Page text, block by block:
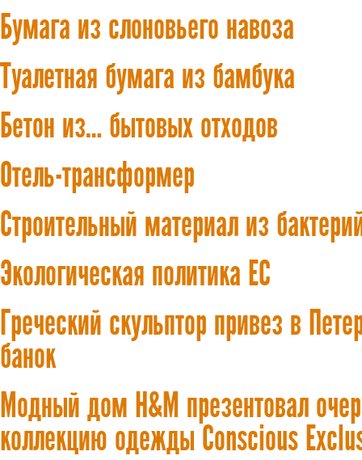
Бумага из слоновьего навоза
Туалетная бумага из бамбука
Бетон из… бытовых отходов
Отель-трансформер
Строительный материал из
Экологическая политика ЕС
Греческий скульптор привез в
банок
Модный дом H&M презентовал
коллекцию одежды Conscious